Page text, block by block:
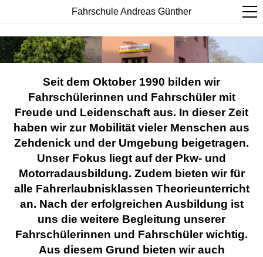
Fahrschule Andreas Günther
Seit dem Oktober 1990 bilden wir
Fahrschülerinnen und Fahrschüler mit
Freude und Leidenschaft aus. In dieser Zeit
haben wir zur Mobilität vieler Menschen aus
Zehdenick und der Umgebung beigetragen.
Unser Fokus liegt auf der Pkw- und
Motorradausbildung. Zudem bieten wir für
alle Fahrerlaubnisklassen Theorieunterricht
an. Nach der erfolgreichen Ausbildung ist
uns die weitere Begleitung unserer
Fahrschülerinnen und Fahrschüler wichtig.
Aus diesem Grund bieten wir auch